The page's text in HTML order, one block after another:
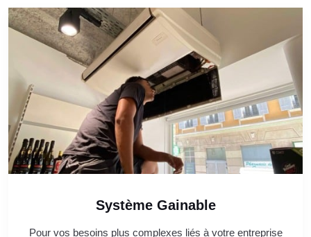
Système Gainable
Pour vos besoins plus complexes liés à votre entreprise